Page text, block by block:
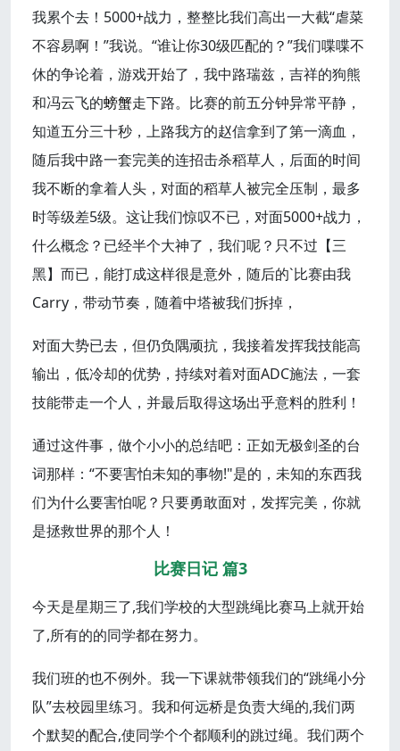
我累个去！5000+战力，整整比我们高出一大截“虐菜
不容易啊！”我说。“谁让你30级匹配的？”我们喋喋不
休的争论着，游戏开始了，我中路瑞兹，吉祥的狗熊
和冯云飞的螃蟹走下路。比赛的前五分钟异常平静，
知道五分三十秒，上路我方的赵信拿到了第一滴血，
随后我中路一套完美的连招击杀稻草人，后面的时间
我不断的拿着人头，对面的稻草人被完全压制，最多
时等级差5级。这让我们惊叹不已，对面5000+战力，
什么概念？已经半个大神了，我们呢？只不过【三
黑】而已，能打成这样很是意外，随后的`比赛由我
Carry，带动节奏，随着中塔被我们拆掉，
对面大势已去，但仍负隅顽抗，我接着发挥我技能高
输出，低冷却的优势，持续对着对面ADC施法，一套
技能带走一个人，并最后取得这场出乎意料的胜利！
通过这件事，做个小小的总结吧：正如无极剑圣的台
词那样：“不要害怕未知的事物!"是的，未知的东西我
们为什么要害怕呢？只要勇敢面对，发挥完美，你就
是拯救世界的那个人！
比赛日记 篇3
今天是星期三了,我们学校的大型跳绳比赛马上就开始
了,所有的的同学都在努力。
我们班的也不例外。我一下课就带领我们的“跳绳小分
队”去校园里练习。我和何远桥是负责大绳的,我们两
个默契的配合,使同学个个都顺利的跳过绳。我们两个